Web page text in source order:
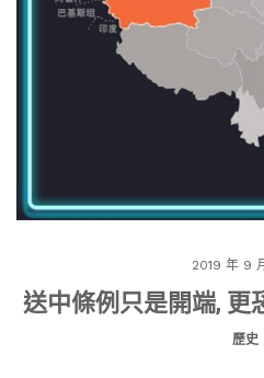
2019 年 9
送中條例只是開端, 更
歷史